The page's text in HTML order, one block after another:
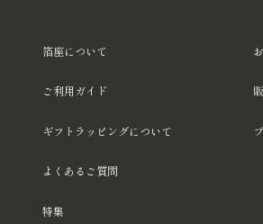
箔座について
ご利用ガイド
ギフトラッピングについて
よくあるご質問
特集